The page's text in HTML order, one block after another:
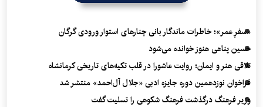
«سفرِ عمر»؛ خاطرات ماندگار بانی چنارهای استوار ورودی گرگان
حسین پناهی هنوز خوانده می‌شود
تلاقی هنر و ایمان؛ روایت عاشورا در قلب تکیه‌های تاریخی کرمانشاه
فراخوان نوزدهمین دوره جایزه ادبی «جلال آل‌احمد» منتشر شد
وزیر فرهنگ درگذشت فرهنگ شکوهی را تسلیت گفت